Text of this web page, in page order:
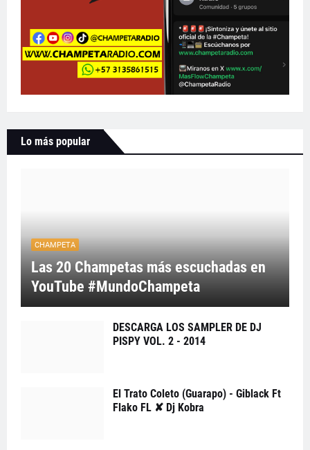
Lo más popular
CHAMPETA
Las 20 Champetas más escuchadas en
YouTube #MundoChampeta
DESCARGA LOS SAMPLER DE DJ
PISPY VOL. 2 - 2014
El Trato Coleto (Guarapo) - Giblack Ft
Flako FL ✘ Dj Kobra